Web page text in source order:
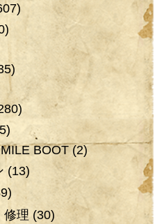
BOOT(2)
(13)
理 (30)